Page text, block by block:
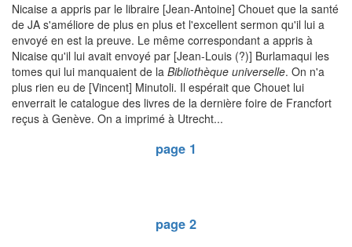
Nicaise a appris par le libraire [Jean-Antoine] Chouet que la santé
de JA s'améliore de plus en plus et l'excellent sermon qu'il lui a
envoyé en est la preuve. Le même correspondant a appris à
Nicaise qu'il lui avait envoyé par [Jean-Louis (?)] Burlamaqui les
tomes qui lui manquaient de la Bibliothèque universelle. On n'a
plus rien eu de [Vincent] Minutoli. Il espérait que Chouet lui
enverrait le catalogue des livres de la dernière foire de Francfort
reçus à Genève. On a imprimé à Utrecht...
page 1
page 2